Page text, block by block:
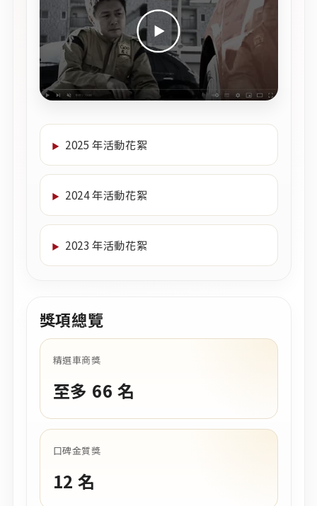
2025 年活動花絮
2024 年活動花絮
2023 年活動花絮
獎項總覽
精選車商獎
至多 66 名
口碑金質獎
12 名